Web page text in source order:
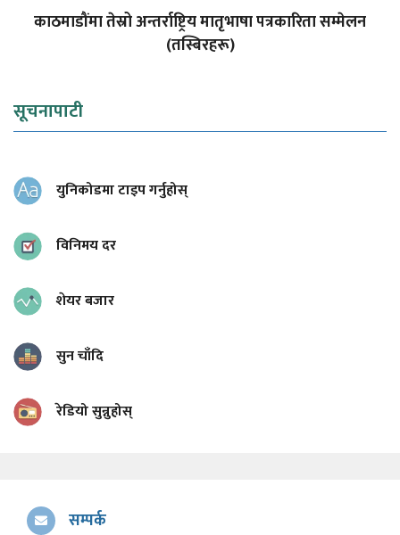
काठमाडौंमा तेस्रो अन्तर्राष्ट्रिय मातृभाषा पत्रकारिता सम्मेलन
(तस्बिरहरू)
सूचनापाटी
युनिकोडमा टाइप गर्नुहोस्
विनिमय दर
शेयर बजार
सुन चाँदि
रेडियो सुन्नुहोस्
सम्पर्क